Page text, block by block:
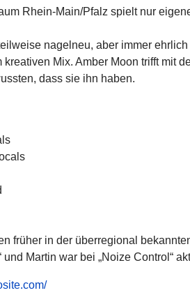
Rhein-Main/Pfalz spielt nur
nagelneu, aber immer
Mix. Amber Moon trifft mit
dass sie ihn haben.
früher in der überregional
und Martin war bei „Noize Control“